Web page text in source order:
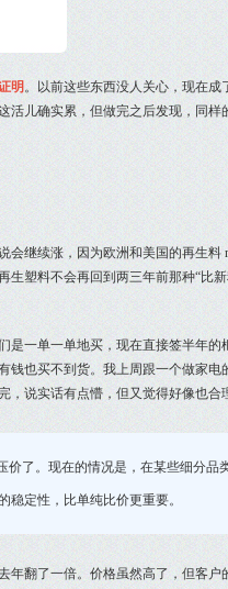
明 。以前这些东西没人关心，现在成
活儿确实累，但做完之后发现，同样
继续涨，因为欧洲和美国的再生料
塑料不会再回到两三年前那种“比
是一单一单地买，现在直接签半年的
钱也买不到货。我上周跟一个做家电
，说实话有点懵，但又觉得好像也合
了。现在的情况是，在某些细分品
定性，比单纯比价更重要。
翻了一倍。价格虽然高了，但客户